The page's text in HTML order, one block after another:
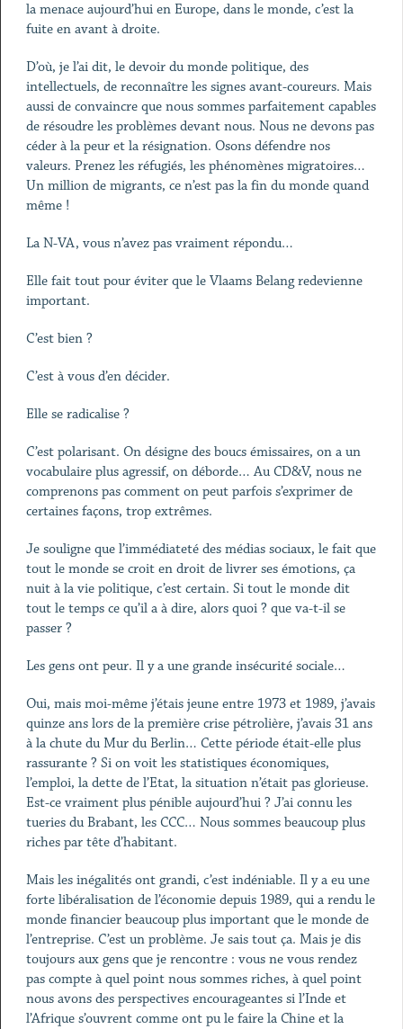
la menace aujourd’hui en Europe, dans le monde, c’est la
fuite en avant à droite.
D’où, je l’ai dit, le devoir du monde politique, des
intellectuels, de reconnaître les signes avant-coureurs. Mais
aussi de convaincre que nous sommes parfaitement capables
de résoudre les problèmes devant nous. Nous ne devons pas
céder à la peur et la résignation. Osons défendre nos
valeurs. Prenez les réfugiés, les phénomènes migratoires…
Un million de migrants, ce n’est pas la fin du monde quand
même !
La N-VA, vous n’avez pas vraiment répondu…
Elle fait tout pour éviter que le Vlaams Belang redevienne
important.
C’est bien ?
C’est à vous d’en décider.
Elle se radicalise ?
C’est polarisant. On désigne des boucs émissaires, on a un
vocabulaire plus agressif, on déborde… Au CD&V, nous ne
comprenons pas comment on peut parfois s’exprimer de
certaines façons, trop extrêmes.
Je souligne que l’immédiateté des médias sociaux, le fait que
tout le monde se croit en droit de livrer ses émotions, ça
nuit à la vie politique, c’est certain. Si tout le monde dit
tout le temps ce qu’il a à dire, alors quoi ? que va-t-il se
passer ?
Les gens ont peur. Il y a une grande insécurité sociale…
Oui, mais moi-même j’étais jeune entre 1973 et 1989, j’avais
quinze ans lors de la première crise pétrolière, j’avais 31 ans
à la chute du Mur du Berlin… Cette période était-elle plus
rassurante ? Si on voit les statistiques économiques,
l’emploi, la dette de l’Etat, la situation n’était pas glorieuse.
Est-ce vraiment plus pénible aujourd’hui ? J’ai connu les
tueries du Brabant, les CCC… Nous sommes beaucoup plus
riches par tête d’habitant.
Mais les inégalités ont grandi, c’est indéniable. Il y a eu une
forte libéralisation de l’économie depuis 1989, qui a rendu le
monde financier beaucoup plus important que le monde de
l’entreprise. C’est un problème. Je sais tout ça. Mais je dis
toujours aux gens que je rencontre : vous ne vous rendez
pas compte à quel point nous sommes riches, à quel point
nous avons des perspectives encourageantes si l’Inde et
l’Afrique s’ouvrent comme ont pu le faire la Chine et la